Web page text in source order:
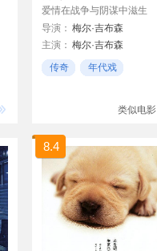
爱情在战争与阴谋中滋生
导演： 梅尔·吉布森
主演： 梅尔·吉布森
苏菲·玛索
传奇
年代戏
类似电影
8.4